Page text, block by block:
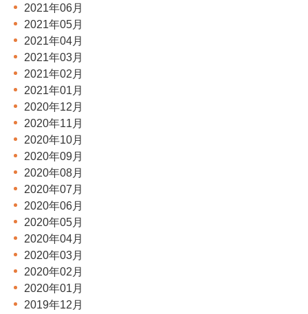
2021年06月
2021年05月
2021年04月
2021年03月
2021年02月
2021年01月
2020年12月
2020年11月
2020年10月
2020年09月
2020年08月
2020年07月
2020年06月
2020年05月
2020年04月
2020年03月
2020年02月
2020年01月
2019年12月